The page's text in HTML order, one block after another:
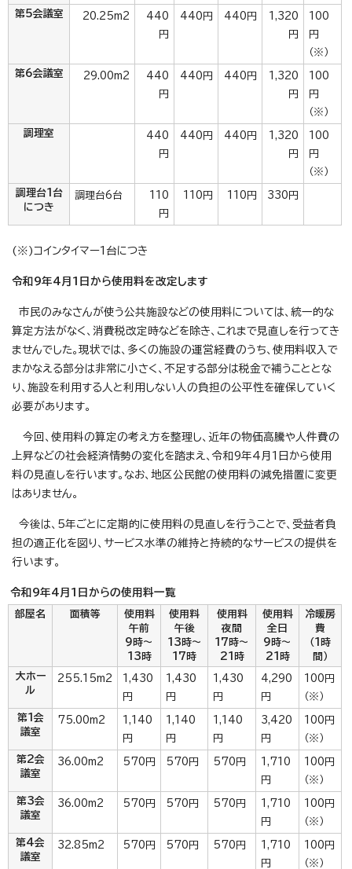
第5会議室 20.25m2
440
円
440円 440円
1,320
円
100
円
（※）
第6会議室 29.00m2
440
円
440円 440円
1,320
円
100
円
（※）
調理室
440
円
440円 440円
1,320
円
100
円
（※）
調理台1台
につき
調理台6台
110
円
110円 110円 330円
(※)コインタイマー1台につき
令和9年4月1日から使用料を改定します
市民のみなさんが使う公共施設などの使用料については、統一的な
算定方法がなく、消費税改定時などを除き、これまで見直しを行ってき
ませんでした。現状では、多くの施設の運営経費のうち、使用料収入で
まかなえる部分は非常に小さく、不足する部分は税金で補うこととな
り、施設を利用する人と利用しない人の負担の公平性を確保していく
必要があります。
今回、使用料の算定の考え方を整理し、近年の物価高騰や人件費の
上昇などの社会経済情勢の変化を踏まえ、令和9年4月1日から使用
料の見直しを行います。なお、地区公民館の使用料の減免措置に変更
はありません。
今後は、5年ごとに定期的に使用料の見直しを行うことで、受益者負
担の適正化を図り、サービス水準の維持と持続的なサービスの提供を
行います。
令和9年4月1日からの使用料一覧
部屋名 面積等
使用料
午前
9時～
13時
使用料
午後
13時～
17時
使用料
夜間
17時～
21時
使用料
全日
9時～
21時
冷暖房
費
（1時
間）
大ホー
ル
255.15m2
1,430
円
1,430
円
1,430
円
4,290
円
100円
（※）
第1会
議室
75.00m2
1,140
円
1,140
円
1,140
円
3,420
円
100円
（※）
第2会
議室
36.00m2 570円 570円 570円
1,710
円
100円
（※）
第3会
議室
36.00m2 570円 570円 570円
1,710
円
100円
（※）
第4会
議室
32.85m2 570円 570円 570円
1,710
円
100円
（※）